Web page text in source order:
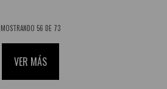
MOSTRANDO 56 DE 73
VER MÁS